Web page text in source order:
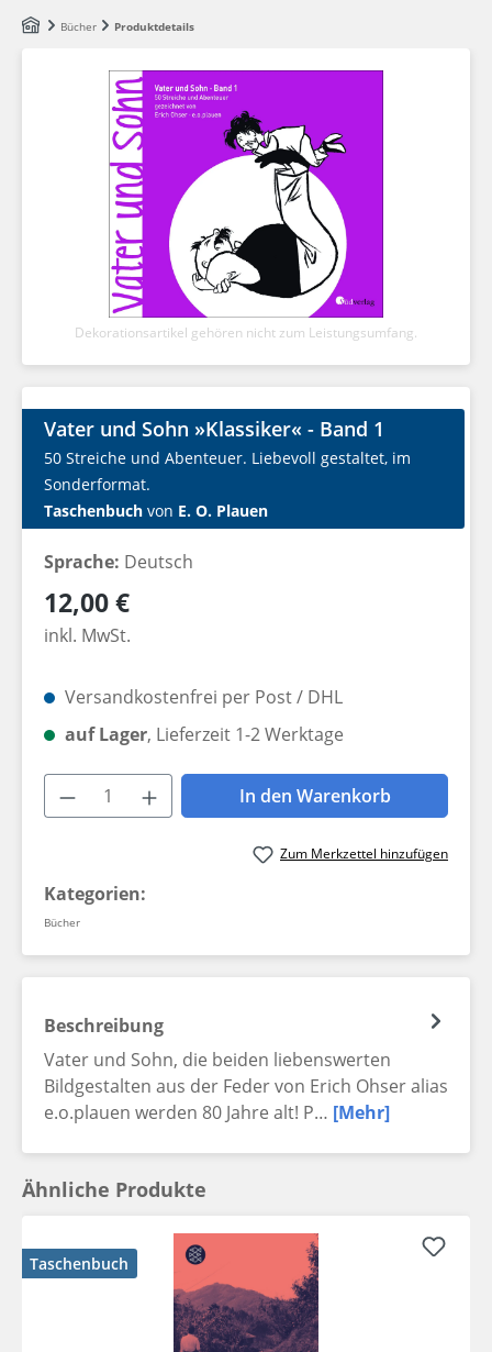
Zum Hauptinhalt springen
Bücher Produktdetails
Dekorationsartikel gehören nicht zum Leistungsumfang.
Vater und Sohn »Klassiker« - Band 1
50 Streiche und Abenteuer. Liebevoll gestaltet, im
Sonderformat.
Taschenbuch von E. O. Plauen
Sprache: Deutsch
Regulärer Preis:
12,00 €
inkl. MwSt.
Versandkostenfrei per Post / DHL
auf Lager, Lieferzeit 1-2 Werktage
Produkt Anzahl: Gib den
In den Warenkorb
Zum Merkzettel hinzufügen
Kategorien:
Bücher
Beschreibung
Vater und Sohn, die beiden liebenswerten
Bildgestalten aus der Feder von Erich Ohser alias
e.o.plauen werden 80 Jahre alt! P… [Mehr]
Ähnliche Produkte
Taschenbuch